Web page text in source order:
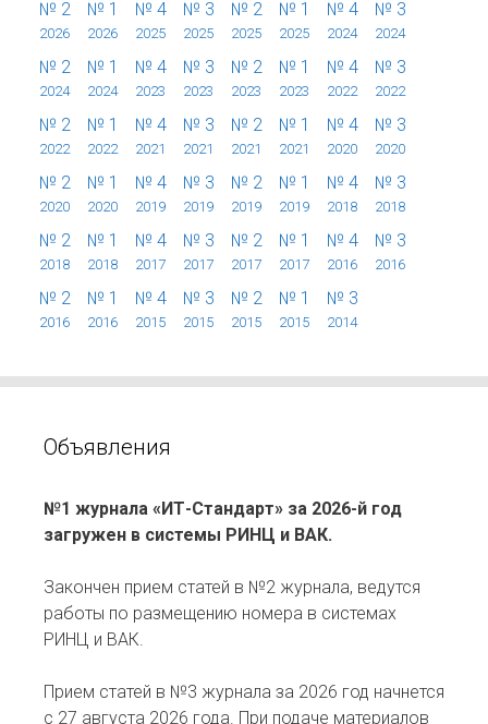
№ 2
2026
№ 1
2026
№ 4
2025
№ 3
2025
№ 2
2025
№ 1
2025
№ 4
2024
№ 3
2024
№ 2
2024
№ 1
2024
№ 4
2023
№ 3
2023
№ 2
2023
№ 1
2023
№ 4
2022
№ 3
2022
№ 2
2022
№ 1
2022
№ 4
2021
№ 3
2021
№ 2
2021
№ 1
2021
№ 4
2020
№ 3
2020
№ 2
2020
№ 1
2020
№ 4
2019
№ 3
2019
№ 2
2019
№ 1
2019
№ 4
2018
№ 3
2018
№ 2
2018
№ 1
2018
№ 4
2017
№ 3
2017
№ 2
2017
№ 1
2017
№ 4
2016
№ 3
2016
№ 2
2016
№ 1
2016
№ 4
2015
№ 3
2015
№ 2
2015
№ 1
2015
№ 3
2014
Объявления
№1 журнала «ИТ-Стандарт» за 2026-й год
загружен в системы РИНЦ и ВАК.
Закончен прием статей в №2 журнала, ведутся
работы по размещению номера в системах
РИНЦ и ВАК.
Прием статей в №3 журнала за 2026 год начнется
с 27 августа 2026 года. При подаче материалов